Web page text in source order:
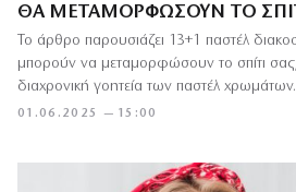
ΘΑ ΜΕΤΑΜΟΡΦΏΣΟΥΝ ΤΟ
01.06.2025 — 15:00
Το άρθρο παρουσιάζει 13+1 παστέλ
μπορούν να μεταμορφώσουν το σπίτι
διαχρονική γοητεία των παστέλ